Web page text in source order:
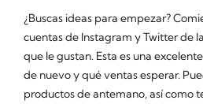
¿Buscas ideas para empezar?
cuentas de Instagram y Twitter de
que le gustan. Esta es una
de nuevo y qué ventas esperar.
productos de antemano, así como